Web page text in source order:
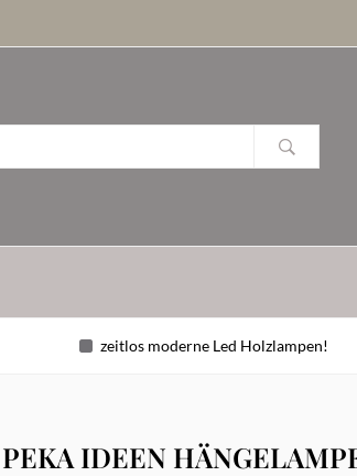
zeitlos moderne Led Holzlampen!
PEKA IDEEN